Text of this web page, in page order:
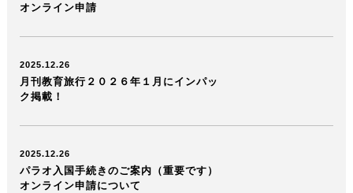
オンライン申請
2025.12.26
月刊教育旅行２０２６年１月にインパッ
ク掲載！
2025.12.26
パラオ入国手続きのご案内（重要です）
オンライン申請について